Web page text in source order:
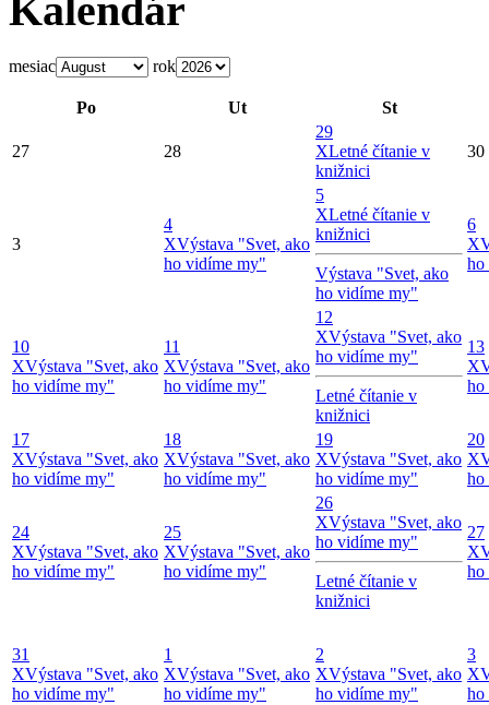
Kalendár
mesiac rok
Po Ut St
27 28
29
XLetné čítanie v
knižnici
30
3
4
XVýstava "Svet, ako
ho vidíme my"
5
XLetné čítanie v
knižnici
Výstava "Svet, ako
ho vidíme my"
6
X
ho
10
XVýstava "Svet, ako
ho vidíme my"
11
XVýstava "Svet, ako
ho vidíme my"
12
XVýstava "Svet, ako
ho vidíme my"
Letné čítanie v
knižnici
13
X
ho
17
XVýstava "Svet, ako
ho vidíme my"
18
XVýstava "Svet, ako
ho vidíme my"
19
XVýstava "Svet, ako
ho vidíme my"
20
X
ho
24
XVýstava "Svet, ako
ho vidíme my"
25
XVýstava "Svet, ako
ho vidíme my"
26
XVýstava "Svet, ako
ho vidíme my"
Letné čítanie v
knižnici
27
X
ho
31
XVýstava "Svet, ako
ho vidíme my"
1
XVýstava "Svet, ako
ho vidíme my"
2
XVýstava "Svet, ako
ho vidíme my"
3
X
ho